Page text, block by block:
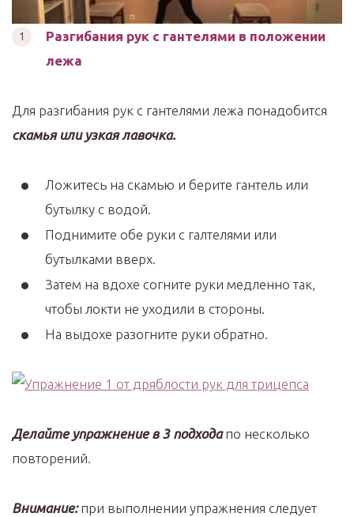
Разгибания рук с гантелями в положении
лежа
Для разгибания рук с гантелями лежа понадобится
скамья или узкая лавочка.
Ложитесь на скамью и берите гантель или
бутылку с водой.
Поднимите обе руки с галтелями или
бутылками вверх.
Затем на вдохе согните руки медленно так,
чтобы локти не уходили в стороны.
На выдохе разогните руки обратно.
Делайте упражнение в 3 подходапо несколько
повторений.
Внимание:при выполнении упражнения следует